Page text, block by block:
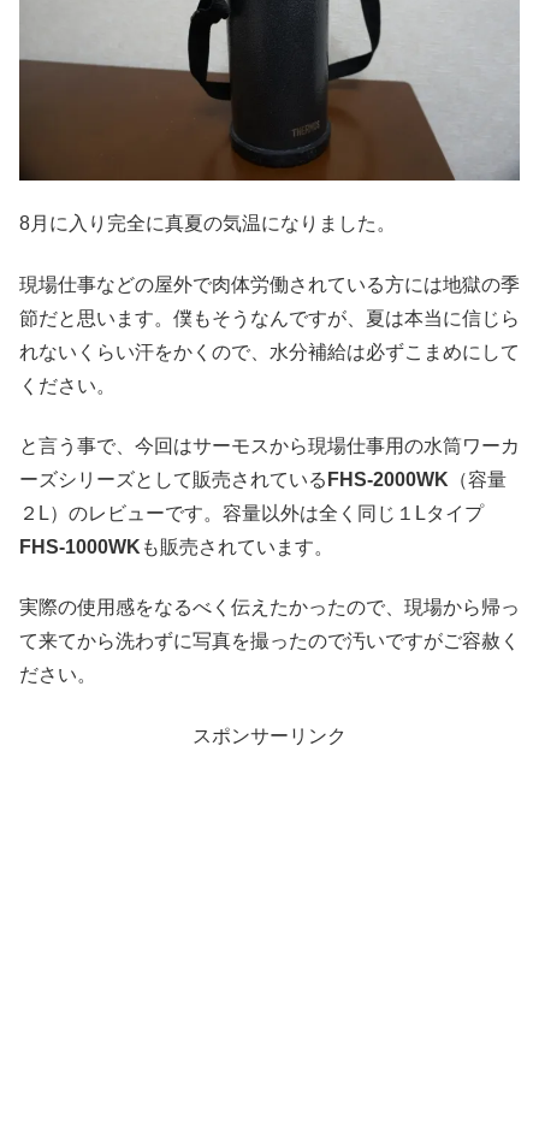
8月に入り完全に真夏の気温になりました。
現場仕事などの屋外で肉体労働されている方には地獄の季
節だと思います。僕もそうなんですが、夏は本当に信じら
れないくらい汗をかくので、水分補給は必ずこまめにして
ください。
と言う事で、今回はサーモスから現場仕事用の水筒ワーカ
ーズシリーズとして販売されている FHS-2000WK （容量
２L）のレビューです。容量以外は全く同じ１Lタイプ
FHS-1000WK も販売されています。
実際の使用感をなるべく伝えたかったので、現場から帰っ
て来てから洗わずに写真を撮ったので汚いですがご容赦く
ださい。
スポンサーリンク